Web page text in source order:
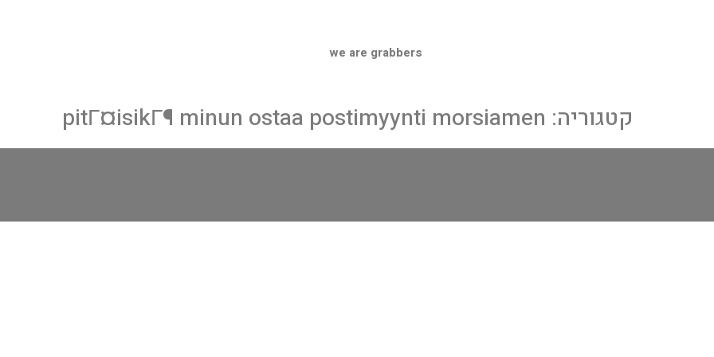
we are grabbers
קטגוריה: pitГ¤isikГ¶ minun ostaa postimyynti morsiamen